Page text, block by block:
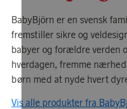
BabyBjörn er en svensk
fremstiller sikre og
babyer og forældre verden
hverdagen, fremme
børn med at nyde hvert
Vis alle produkter fra